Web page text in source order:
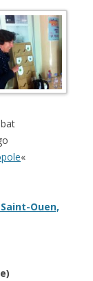
«
Ouen,